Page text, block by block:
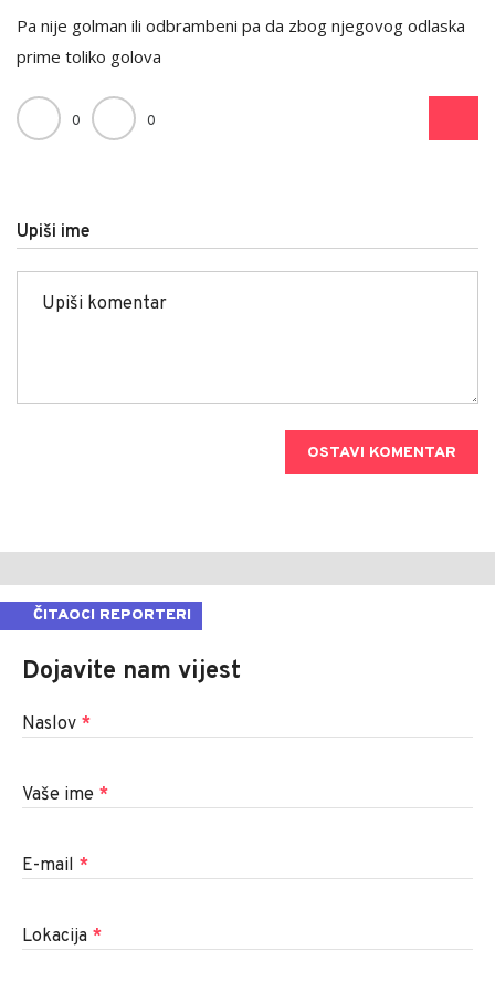
Pa nije golman ili odbrambeni pa da zbog njegovog odlaska
prime toliko golova
0 0
Upiši ime
OSTAVI KOMENTAR
ČITAOCI REPORTERI
Dojavite nam vijest
Naslov *
Vaše ime *
E-mail *
Lokacija *